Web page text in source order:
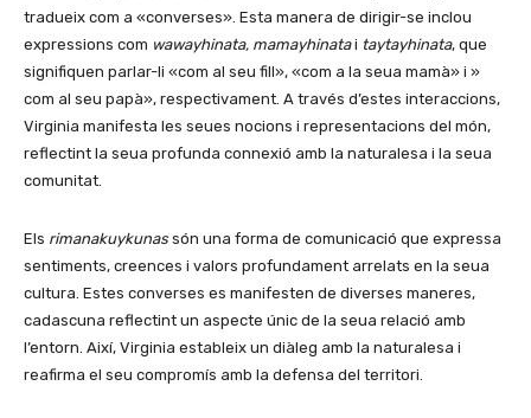
tradueix com a «converses». Esta manera de dirigir-se inclou
expressions com wawayhinata, mamayhinatai taytayhinata, que
signifiquen parlar-li «com al seu fill», «com a la seua mamà» i »
com al seu papà», respectivament. A través d’estes interaccions,
Virginia manifesta les seues nocions i representacions del món,
reflectint la seua profunda connexió amb la naturalesa i la seua
comunitat.
Els rimanakuykunas són una forma de comunicació que expressa
sentiments, creences i valors profundament arrelats en la seua
cultura. Estes converses es manifesten de diverses maneres,
cadascuna reflectint un aspecte únic de la seua relació amb
l’entorn. Així, Virginia estableix un diàleg amb la naturalesa i
reafirma el seu compromís amb la defensa del territori.